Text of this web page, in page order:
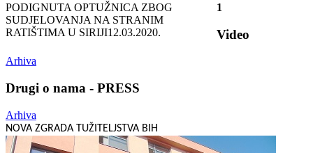
PODIGNUTA OPTUŽNICA ZBOG
SUDJELOVANJA NA STRANIM
RATIŠTIMA U SIRIJI12.03.2020.
1
Video
Arhiva
Drugi o nama - PRESS
Arhiva
NOVA ZGRADA TUŽITELJSTVA BIH